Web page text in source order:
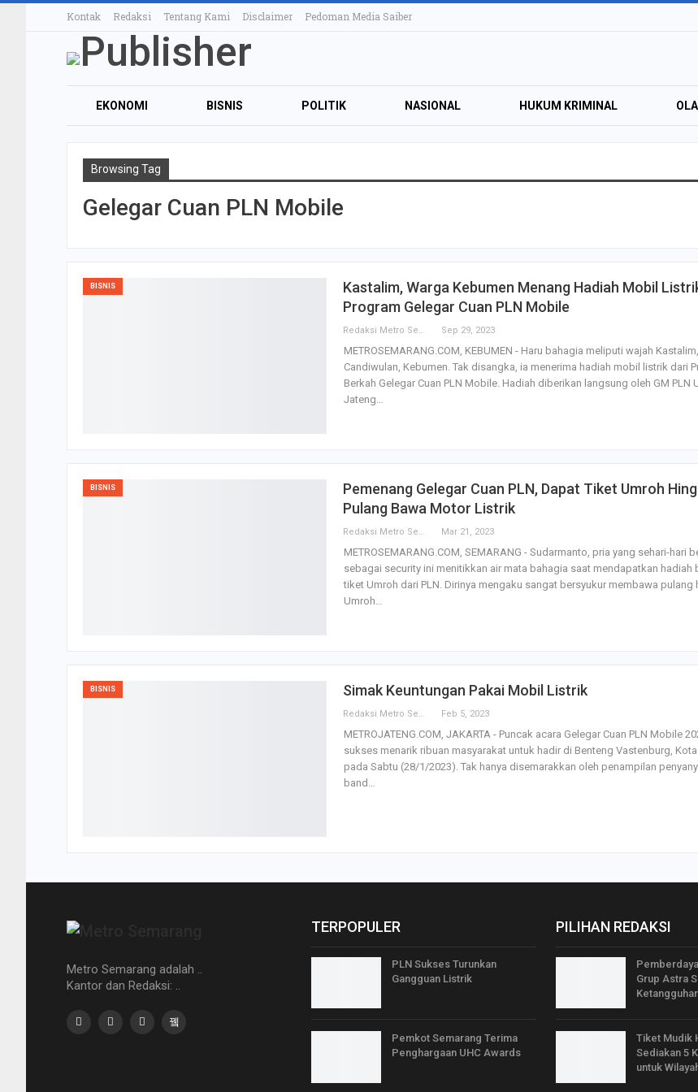
Kontak Redaksi Tentang Kami Disclaimer Pedoman Media Saiber
EKONOMI BISNIS POLITIK NASIONAL HUKUM KRIMINAL
Browsing Tag
Gelegar Cuan PLN Mobile
BISNIS
Kastalim, Warga Kebumen Menang Hadiah Mobil
Program Gelegar Cuan PLN Mobile
Redaksi Metro Semarang Sep 29, 2023
METROSEMARANG.COM, KEBUMEN - Haru bahagia meliputi wajah
Candiwulan, Kebumen. Tak disangka, ia menerima hadiah mobil listrik dari
Berkah Gelegar Cuan PLN Mobile. Hadiah diberikan langsung oleh GM PLN
Jateng…
BISNIS
Pemenang Gelegar Cuan PLN, Dapat Tiket Umroh
Pulang Bawa Motor Listrik
Redaksi Metro Semarang Mar 21, 2023
METROSEMARANG.COM, SEMARANG - Sudarmanto, pria yang sehari-hari
sebagai security ini menitikkan air mata bahagia saat mendapatkan hadiah
tiket Umroh dari PLN. Dirinya mengaku sangat bersyukur membawa pulang
Umroh…
BISNIS Simak Keuntungan Pakai Mobil Listrik
Redaksi Metro Semarang Feb 5, 2023
METROJATENG.COM, JAKARTA - Puncak acara Gelegar Cuan PLN Mobile
sukses menarik ribuan masyarakat untuk hadir di Benteng Vastenburg,
pada Sabtu (28/1/2023). Tak hanya disemarakkan oleh penampilan
band…
Metro Semarang adalah ..
Kantor dan Redaksi: ..
TERPOPULER
PLN Sukses Turunkan
Gangguan Listrik
Pemkot Semarang Terima
Penghargaan UHC Awards
PILIHAN REDAKSI
Grup Astra
Ketangguhan
Tiket Mudik
Sediakan 5
untuk